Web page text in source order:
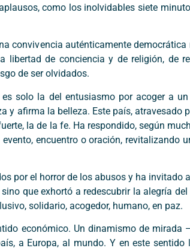
como los inolvidables siete
convivencia auténticamente
de conciencia y de religión, de
de ser olvidados.
solo la del entusiasmo por acoger a
y afirma la belleza. Este país,
la de la fe. Ha respondido, según
encuentro o oración, revitalizando
por el horror de los abusos y ha invitado
que exhortó a redescubrir la alegría
solidario, acogedor, humano, en paz.
económico. Un dinamismo de mirada
a Europa, al mundo. Y en este